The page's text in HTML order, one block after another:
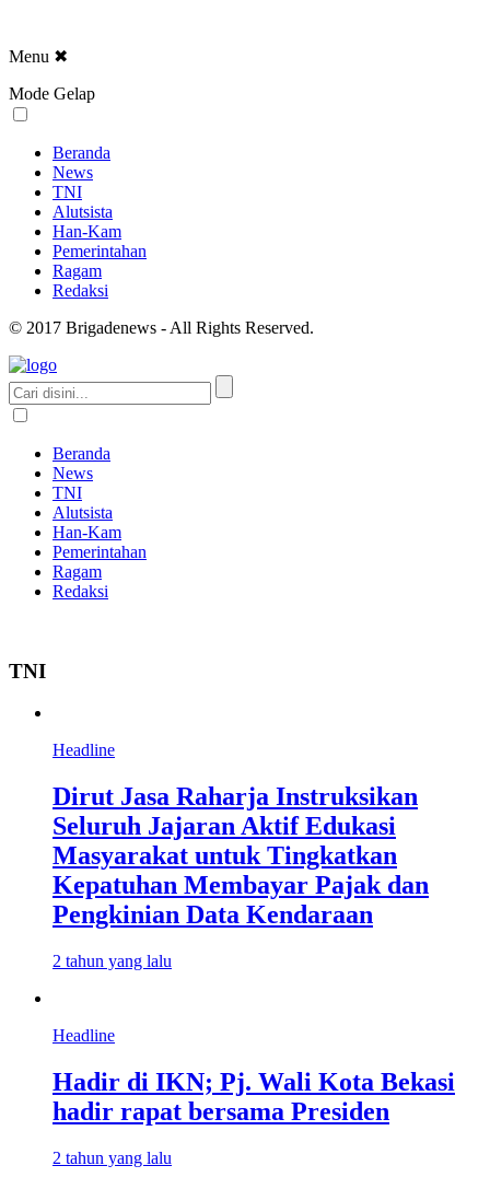
Menu ✖
Mode Gelap
Beranda
News
TNI
Alutsista
Han-Kam
Pemerintahan
Ragam
Redaksi
© 2017 Brigadenews - All Rights Reserved.
Beranda
News
TNI
Alutsista
Han-Kam
Pemerintahan
Ragam
Redaksi
TNI
Headline
Dirut Jasa Raharja Instruksikan
Seluruh Jajaran Aktif Edukasi
Masyarakat untuk Tingkatkan
Kepatuhan Membayar Pajak dan
Pengkinian Data Kendaraan
2 tahun yang lalu
Headline
Hadir di IKN; Pj. Wali Kota Bekasi
hadir rapat bersama Presiden
2 tahun yang lalu